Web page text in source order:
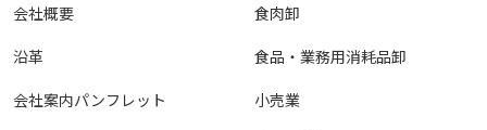
会社概要
沿革
会社案内パンフレット
食肉卸
食品・業務用消耗品卸
小売業